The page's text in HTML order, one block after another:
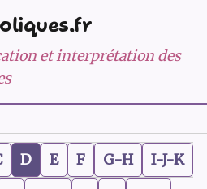
et interprétation des
D E F G-H
I-J-K